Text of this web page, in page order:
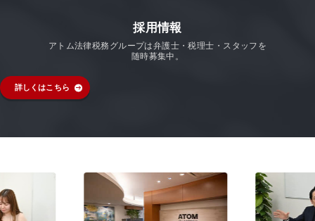
採用情報
アトム法律税務グループは弁護士・税理士・スタッフを
随時募集中。
詳しくはこちら